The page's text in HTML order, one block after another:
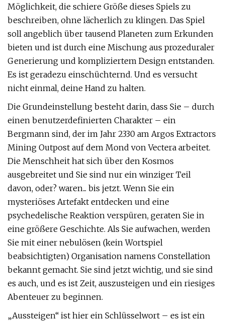
Möglichkeit, die schiere Größe dieses Spiels zu
beschreiben, ohne lächerlich zu klingen. Das Spiel
soll angeblich über tausend Planeten zum Erkunden
bieten und ist durch eine Mischung aus prozeduraler
Generierung und kompliziertem Design entstanden.
Es ist geradezu einschüchternd. Und es versucht
nicht einmal, deine Hand zu halten.
Die Grundeinstellung besteht darin, dass Sie – durch
einen benutzerdefinierten Charakter – ein
Bergmann sind, der im Jahr 2330 am Argos Extractors
Mining Outpost auf dem Mond von Vectera arbeitet.
Die Menschheit hat sich über den Kosmos
ausgebreitet und Sie sind nur ein winziger Teil
davon, oder? waren... bis jetzt. Wenn Sie ein
mysteriöses Artefakt entdecken und eine
psychedelische Reaktion verspüren, geraten Sie in
eine größere Geschichte. Als Sie aufwachen, werden
Sie mit einer nebulösen (kein Wortspiel
beabsichtigten) Organisation namens Constellation
bekannt gemacht. Sie sind jetzt wichtig, und sie sind
es auch, und es ist Zeit, auszusteigen und ein riesiges
Abenteuer zu beginnen.
„Aussteigen“ ist hier ein Schlüsselwort – es ist ein